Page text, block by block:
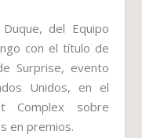
del Equipo
con el título de
Surprise, evento
Unidos, en el
Complex sobre
en premios.